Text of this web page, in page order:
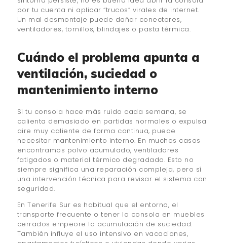
por tu cuenta ni aplicar “trucos” virales de internet.
Un mal desmontaje puede dañar conectores,
ventiladores, tornillos, blindajes o pasta térmica.
Cuándo el problema apunta a
ventilación, suciedad o
mantenimiento interno
Si tu consola hace más ruido cada semana, se
calienta demasiado en partidas normales o expulsa
aire muy caliente de forma continua, puede
necesitar mantenimiento interno. En muchos casos
encontramos polvo acumulado, ventiladores
fatigados o material térmico degradado. Esto no
siempre significa una reparación compleja, pero sí
una intervención técnica para revisar el sistema con
seguridad.
En Tenerife Sur es habitual que el entorno, el
transporte frecuente o tener la consola en muebles
cerrados empeore la acumulación de suciedad.
También influye el uso intensivo en vacaciones,